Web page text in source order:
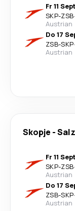
Fr 11
SKP-ZSB·
Austrian
Do 17
ZSB-SKP·
Austrian
Skopje -
Fr 11
SKP-ZSB·
Austrian
Do 17
ZSB-SKP·
Austrian